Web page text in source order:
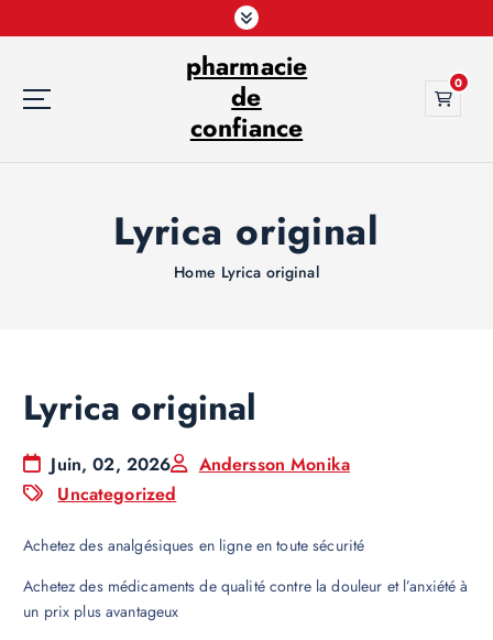
k
pharmacie
de
confiance
0
Lyrica original
Home Lyrica original
Lyrica original
Juin, 02, 2026
Andersson Monika
Uncategorized
Achetez des analgésiques en ligne en toute sécurité
Achetez des médicaments de qualité contre la douleur et l’anxiété à
un prix plus avantageux